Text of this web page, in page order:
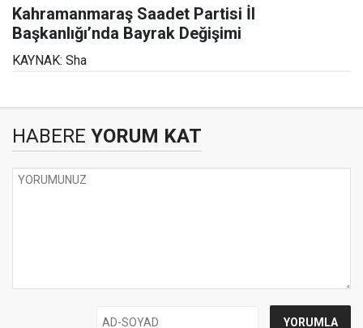
Kahramanmaraş Saadet Partisi İl
Başkanlığı’nda Bayrak Değişimi
KAYNAK: Sha
HABERE YORUM KAT